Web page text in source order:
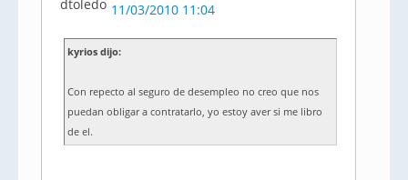
11/03/2010 11:04
kyrios dijo:
Con repecto al seguro de desempleo no creo que nos
puedan obligar a contratarlo, yo estoy aver si me libro
de el.